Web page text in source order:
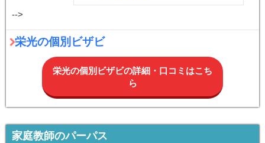
-->
栄光の個別ビザビ
栄光の個別ビザビの詳細・口コミはこち
ら
家庭教師のパーパス